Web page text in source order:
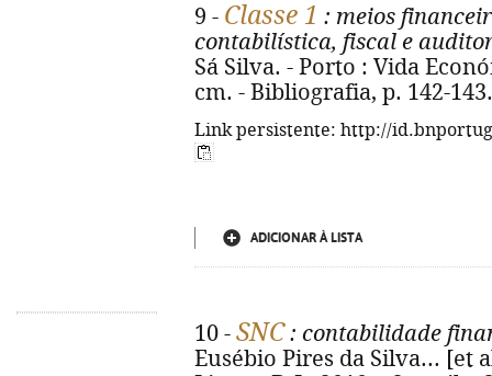
9 - Classe 1 : meios
contabilística, fiscal e
Sá Silva. - Porto : Vida
cm. - Bibliografia, p. 142-
Link persistente: http://
ADICIONAR À LISTA
10 - SNC: contabilidade
Eusébio Pires da Silva... [et